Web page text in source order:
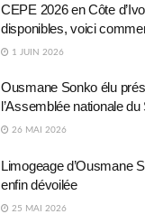
CEPE 2026 en Côte
disponibles, voici
1 JUIN 2026
Ousmane Sonko élu
l’Assemblée nationale du
26 MAI 2026
Limogeage d’Ousmane
enfin dévoilée
25 MAI 2026